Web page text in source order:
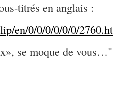
titrés en anglais :
en/0/0/0/0/0/0/
se moque de vous…"